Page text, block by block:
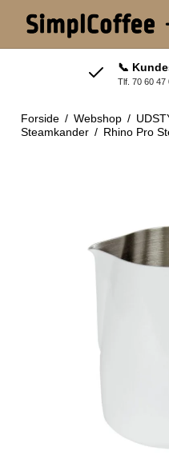
📞
Tlf. 70 60 47
Forside / Webshop /
Steamkander / Rhino Pro